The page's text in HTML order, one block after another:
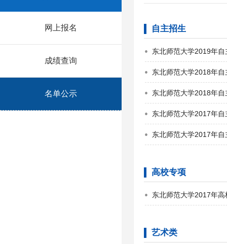
网上报名
成绩查询
名单公示
自主招生
东北师范大学2019年
东北师范大学2018年
东北师范大学2018年
东北师范大学2017年
东北师范大学2017年
高校专项
东北师范大学2017年
艺术类